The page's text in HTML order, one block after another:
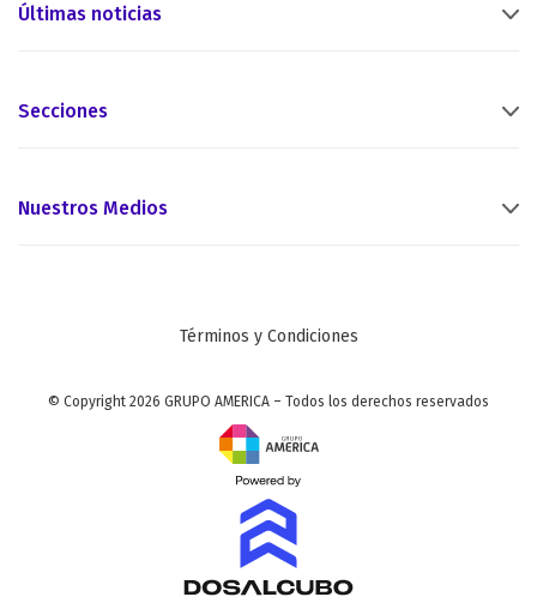
Últimas noticias
Secciones
Nuestros Medios
Términos y Condiciones
© Copyright 2026 GRUPO AMERICA – Todos los derechos reservados